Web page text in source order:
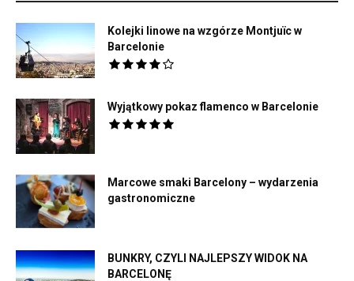
Kolejki linowe na wzgórze Montjuïc w
Barcelonie
Wyjątkowy pokaz flamenco w Barcelonie
Marcowe smaki Barcelony – wydarzenia
gastronomiczne
BUNKRY, CZYLI NAJLEPSZY WIDOK NA
BARCELONĘ